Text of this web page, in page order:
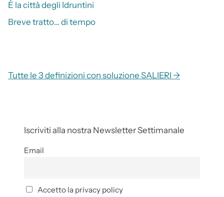
È la città degli Idruntini
Breve tratto… di tempo
Tutte le 3 definizioni con soluzione SALIERI →
Iscriviti alla nostra Newsletter Settimanale
Email
Accetto la privacy policy